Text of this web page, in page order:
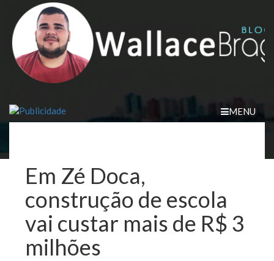
content
MENU
Em Zé Doca,
construção de escola
vai custar mais de R$ 3
milhões